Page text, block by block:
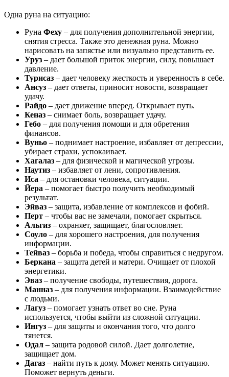
Одна руна на ситуацию:
Руна Феху – для получения дополнительной энергии,
снятия стресса. Также это денежная руна. Можно
нарисовать на запястье или визуально представить ее.
Уруз – дает большой приток энергии, силу, повышает
давление.
Турисаз – дает человеку жесткость и уверенность в себе.
Ансуз – дает ответы, приносит новости, возвращает
удачу.
Райдо – дает движение вперед. Открывает путь.
Кеназ – снимает боль, возвращает удачу.
Гебо – для получения помощи и для обретения
финансов.
Вуньо – поднимает настроение, избавляет от депрессии,
убирает страхи, успокаивает.
Хагалаз – для физической и магической угрозы.
Наутиз – избавляет от лени, сопротивления.
Иса – для остановки человека, ситуации.
Йера – помогает быстро получить необходимый
результат.
Эйваз – защита, избавление от комплексов и фобий.
Перт – чтобы вас не замечали, помогает скрыться.
Альгиз – охраняет, защищает, благословляет.
Соуло – для хорошего настроения, для получения
информации.
Тейваз – борьба и победа, чтобы справиться с недругом.
Беркана – защита детей и матери. Очищает от плохой
энергетики.
Эваз – получение свободы, путешествия, дорога.
Манназ – для получения информации. Взаимодействие
с людьми.
Лагуз – помогает узнать ответ во сне. Руна
используется, чтобы выйти из сложной ситуации.
Ингуз – для защиты и окончания того, что долго
тянется.
Одал – защита родовой силой. Дает долголетие,
защищает дом.
Дагаз – найти путь к дому. Может менять ситуацию.
Поможет вернуть деньги.